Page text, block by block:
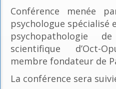
Conférence menée
psychologue spécialisé
psychopathologie
scientifique d’Oct-
membre fondateur de
La conférence sera